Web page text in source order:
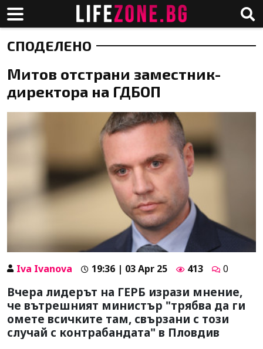
СПОДЕЛЕНО
Митов отстрани заместник-
директора на ГДБОП
Iva Ivanova 19:36 | 03 Apr 25 413 0
Вчера лидерът на ГЕРБ изрази мнение,
че вътрешният министър "трябва да ги
омете всичките там, свързани с този
случай с контрабандата" в Пловдив